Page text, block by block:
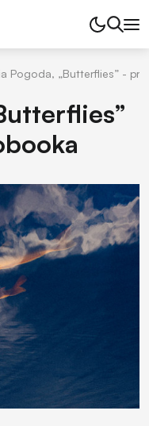
Pogoda, „Butterflies” -